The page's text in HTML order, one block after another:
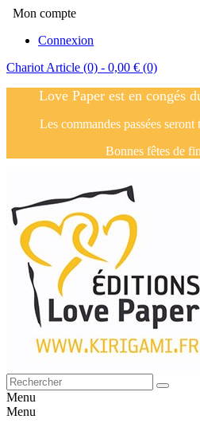
Mon compte
Connexion
Chariot Article (0) - 0,00 € (0)
Love Paper est en congés
Les commandes passées seront
Bonnes fêtes de
Menu
Menu